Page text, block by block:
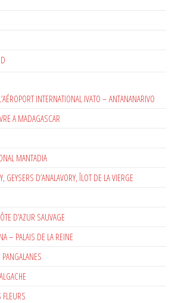
INTERNATIONAL IVATO – ANTANANARIVO
A MADAGASCAR
MANTADIA
GEYSERS D’ANALAVORY, ÎLOT DE LA VIERGE
D’AZUR SAUVAGE
– PALAIS DE LA REINE